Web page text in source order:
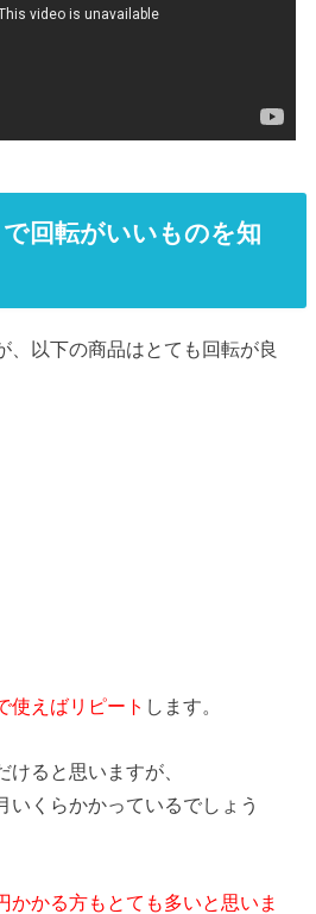
回転がいいものを知
、以下の商品はとても回転が良
使えばリピート します。
ると思いますが、
いくらかかっているでしょう
かかる方もとても多いと思いま